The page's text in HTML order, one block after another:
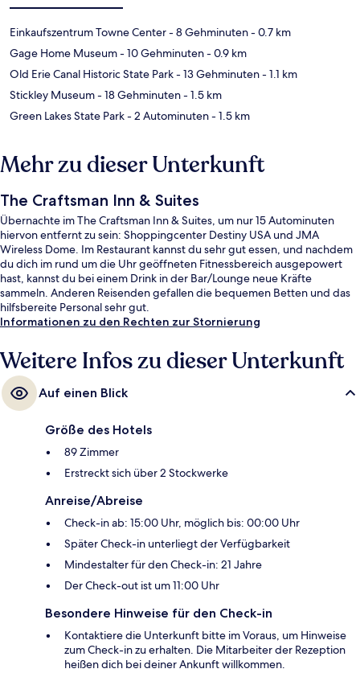
Einkaufszentrum Towne Center- 8 Gehminuten- 0.7 km
Gage Home Museum- 10 Gehminuten- 0.9 km
Old Erie Canal Historic State Park- 13 Gehminuten- 1.1 km
Stickley Museum- 18 Gehminuten- 1.5 km
Green Lakes State Park- 2 Autominuten- 1.5 km
Mehr zu dieser Unterkunft
The Craftsman Inn & Suites
Übernachte im The Craftsman Inn & Suites, um nur 15 Autominuten
hiervon entfernt zu sein: Shoppingcenter Destiny USA und JMA
Wireless Dome. Im Restaurant kannst du sehr gut essen, und nachdem
du dich im rund um die Uhr geöffneten Fitnessbereich ausgepowert
hast, kannst du bei einem Drink in der Bar/Lounge neue Kräfte
sammeln. Anderen Reisenden gefallen die bequemen Betten und das
hilfsbereite Personal sehr gut.
Informationen zu den Rechten zur Stornierung
Weitere Infos zu dieser Unterkunft
Auf einen Blick
Größe des Hotels
89 Zimmer
Erstreckt sich über 2 Stockwerke
Anreise/Abreise
Check-in ab: 15:00 Uhr, möglich bis: 00:00 Uhr
Später Check-in unterliegt der Verfügbarkeit
Mindestalter für den Check-in: 21 Jahre
Der Check-out ist um 11:00 Uhr
Besondere Hinweise für den Check-in
Kontaktiere die Unterkunft bitte im Voraus, um Hinweise
zum Check-in zu erhalten. Die Mitarbeiter der Rezeption
heißen dich bei deiner Ankunft willkommen.